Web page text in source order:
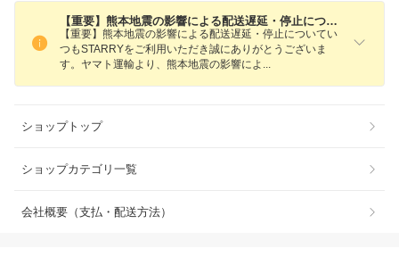
【重要】熊本地震の影響による配送遅延・停止について｜夏季休業のお知らせ
【重要】熊本地震の影響による配送遅延・停止についてい
つもSTARRYをご利用いただき誠にありがとうございま
す。ヤマト運輸より、熊本地震の影響によ
ショップトップ
ショップカテゴリ一覧
会社概要（支払・配送方法）